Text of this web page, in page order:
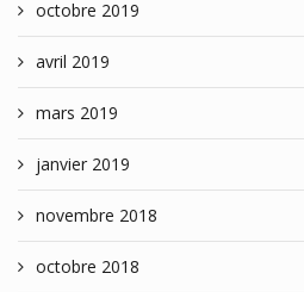
octobre 2019
avril 2019
mars 2019
janvier 2019
novembre 2018
octobre 2018